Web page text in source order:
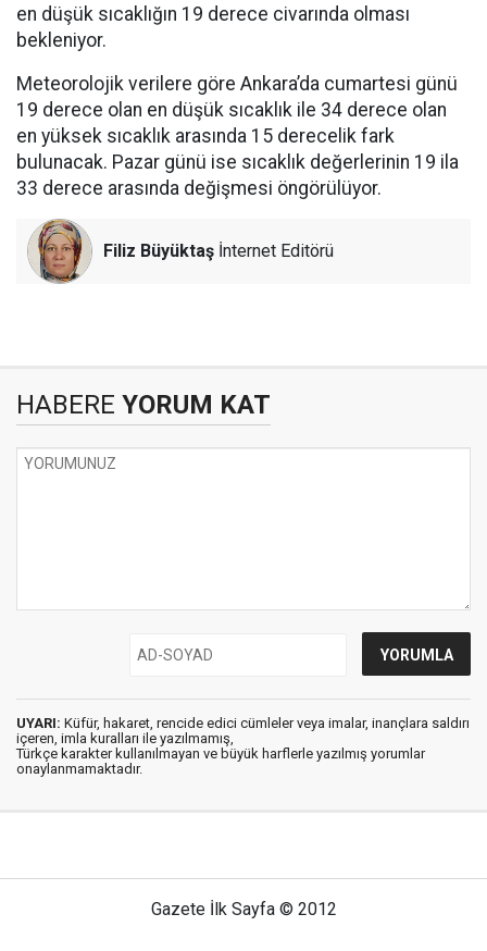
en düşük sıcaklığın 19 derece civarında olması
bekleniyor.
Meteorolojik verilere göre Ankara’da cumartesi günü
19 derece olan en düşük sıcaklık ile 34 derece olan
en yüksek sıcaklık arasında 15 derecelik fark
bulunacak. Pazar günü ise sıcaklık değerlerinin 19 ila
33 derece arasında değişmesi öngörülüyor.
Filiz Büyüktaş İnternet Editörü
HABERE YORUM KAT
UYARI: Küfür, hakaret, rencide edici cümleler veya imalar, inançlara saldırı
içeren, imla kuralları ile yazılmamış,
Türkçe karakter kullanılmayan ve büyük harflerle yazılmış yorumlar
onaylanmamaktadır.
Gazete İlk Sayfa © 2012